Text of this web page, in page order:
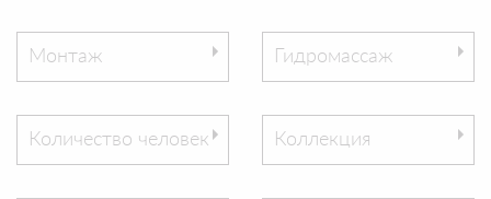
Монтаж Гидромассаж
Количество человек Коллекция